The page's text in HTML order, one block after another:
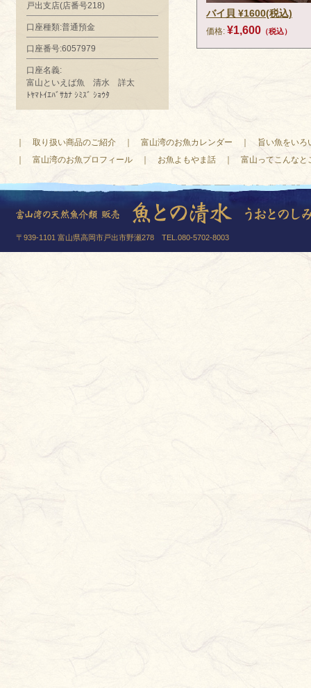
戸出支店(店番号218)
口座種類:普通預金
口座番号:6057979
口座名義:
富山といえば魚 清水 詳太
ﾄﾔﾏﾄｲｴﾊﾞｻｶﾅ ｼﾐｽﾞ ｼｮｳﾀ
バイ貝 ¥1600(税込)
価格: ¥1,600 （税込）
取り扱い商品のご紹介 富山湾のお魚カレンダー
旨い魚をいろ
富山湾のお魚プロフィール お魚よもやま話 富山ってこんなと
〒939-1101 富山県高岡市戸出市野瀬278 TEL.080-5702-8003